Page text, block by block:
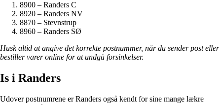
8900 – Randers C
8920 – Randers NV
8870 – Stevnstrup
8960 – Randers SØ
Husk altid at angive det korrekte postnummer, når du sender post eller
bestiller varer online for at undgå forsinkelser.
Is i Randers
Udover postnumrene er Randers også kendt for sine mange lækre